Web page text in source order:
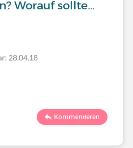
Worauf sollte…
28.04.18
Kommentieren